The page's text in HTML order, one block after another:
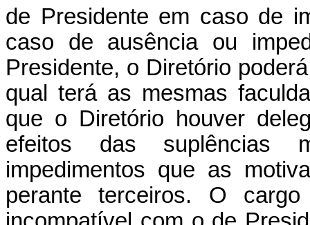
de Presidente em caso de
caso de ausência ou
Presidente, o Diretório
qual terá as mesmas
que o Diretório houver
efeitos das suplências
impedimentos que as
perante terceiros. O